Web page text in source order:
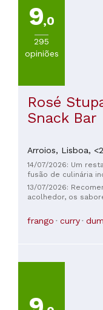
9,0
295
opiniões
Rosé
Snack Bar
Arroios, Lisboa,
14/07/2026: Um
fusão de culinária
mas agradável. O
comida estava
excelente. No
13/07/2026:
acolhedor, os
frango curry